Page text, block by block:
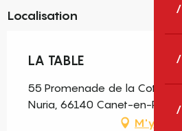
Localisation
LA TABLE
55 Promenade de la Cote
Nuria, 66140 Canet-en-
M'y rendre